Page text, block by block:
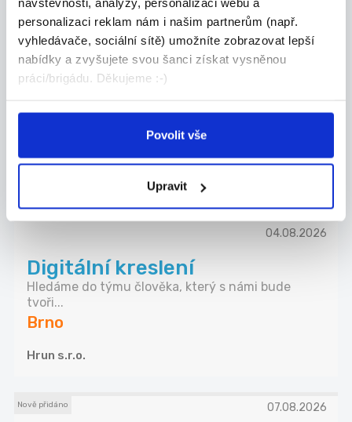
personalizaci reklam nám i našim partnerům (např.
vyhledávače, sociální sítě) umožníte zobrazovat lepší
nabídky a zvyšujete svou šanci získat vysněnou
práci/brigádu. Děkujeme :-)
Povolit vše
Upravit
28.07.2026
Hledáme kreativce na sociální
sítě IG FB a obsah
Brno
04.08.2026
Digitální kreslení
Hledáme do týmu člověka, který s námi bude
tvoři...
Brno
Hrun s.r.o.
Nově přidáno 07.08.2026